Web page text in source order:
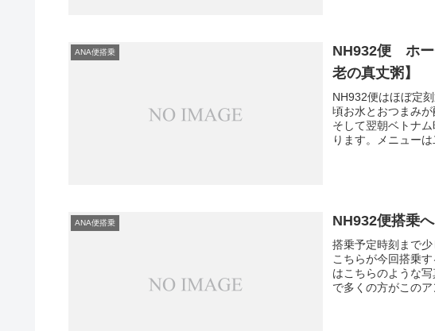
ANA便搭乗
NH932便 ホ
老の真丈粥】
NH932便はほぼ定
頃お水とおつまみ
そして翌朝ベトナ
ります。メニュー
ANA便搭乗 NH932便搭乗
搭乗予定時刻まで
こちらが今回搭乗
はこちらのような
で多くの方がこの